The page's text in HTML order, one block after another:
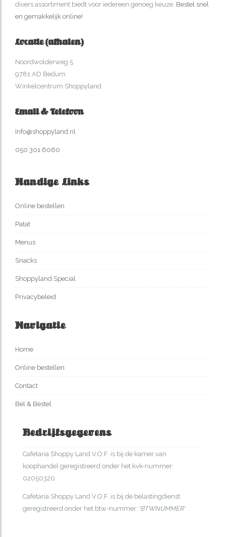
divers assortiment biedt voor iedereen genoeg keuze. Bestel snel
en gemakkelijk online!
Locatie (afhalen)
Noordwolderweg 5
9781 AD Bedum
Winkelcentrum Shoppyland
Email & Telefoon
Info@shoppyland.nl
050 301 6060
Handige Links
Online bestellen
Patat
Menus
Snacks
Shoppyland Special
Privacybeleid
Navigatie
Home
Online bestellen
Contact
Bel & Bestel
Bedrijfsgegevens
Cafetaria Shoppy Land V.O.F. is bij de kamer van
koophandel geregistreerd onder het kvk-nummer:
02050320.
Cafetaria Shoppy Land V.O.F. is bij de belastingdienst
geregistreerd onder het btw-nummer: 'BTWNUMMER'